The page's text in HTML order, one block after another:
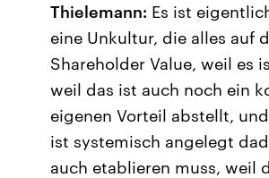
Thielemann: Es ist
eine Unkultur, die alles auf
Shareholder Value, weil es
weil das ist auch noch ein
eigenen Vorteil abstellt,
ist systemisch angelegt
auch etablieren muss, weil